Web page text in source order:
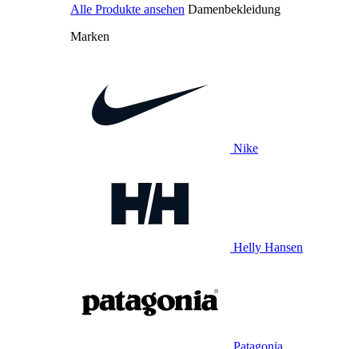
Alle Produkte ansehen Damenbekleidung
Marken
Nike
Helly Hansen
Patagonia